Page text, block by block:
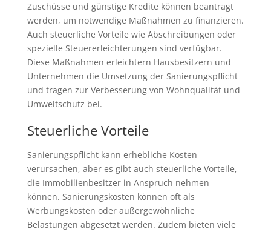
Zuschüsse und günstige Kredite können beantragt
werden, um notwendige Maßnahmen zu finanzieren.
Auch steuerliche Vorteile wie Abschreibungen oder
spezielle Steuererleichterungen sind verfügbar.
Diese Maßnahmen erleichtern Hausbesitzern und
Unternehmen die Umsetzung der Sanierungspflicht
und tragen zur Verbesserung von Wohnqualität und
Umweltschutz bei.
Steuerliche Vorteile
Sanierungspflicht kann erhebliche Kosten
verursachen, aber es gibt auch steuerliche Vorteile,
die Immobilienbesitzer in Anspruch nehmen
können. Sanierungskosten können oft als
Werbungskosten oder außergewöhnliche
Belastungen abgesetzt werden. Zudem bieten viele